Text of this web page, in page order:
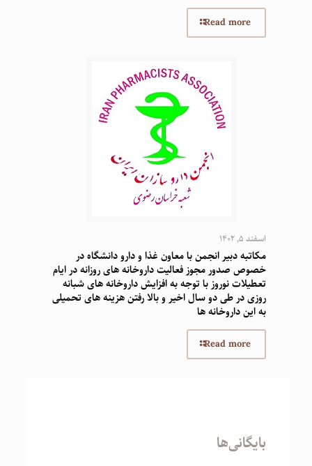
Read more
اسفند 5, 1402
مکاتبه دبیر انجمن با معاون غذا و دارو دانشگاه در
خصوص صدور مجوز فعالیت داروخانه های روزانه در ایام
تعطیلات نوروز با توجه به افزایش داروخانه های شبانه
روزی در طی دو سال اخیر و بالا رفتن هزینه های تحمیلی
به این داروخانه ها
Read more
بایگانی‌ها